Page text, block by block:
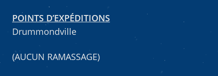
Mettez cette page dans vos favoris!
POINTS D’EXPÉDITIONS
Drummondville
(AUCUN RAMASSAGE)